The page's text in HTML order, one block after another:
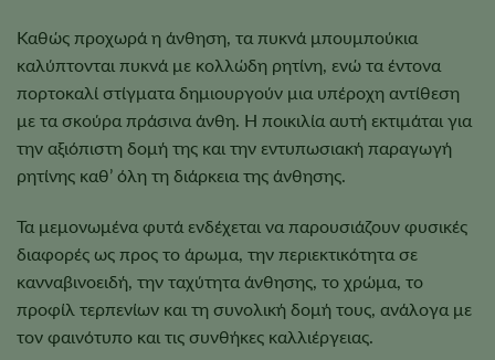
Καθώς προχωρά η άνθηση, τα πυκνά μπουμπούκια
καλύπτονται πυκνά με κολλώδη ρητίνη, ενώ τα έντονα
πορτοκαλί στίγματα δημιουργούν μια υπέροχη αντίθεση
με τα σκούρα πράσινα άνθη. Η ποικιλία αυτή εκτιμάται για
την αξιόπιστη δομή της και την εντυπωσιακή παραγωγή
ρητίνης καθ’ όλη τη διάρκεια της άνθησης.
Τα μεμονωμένα φυτά ενδέχεται να παρουσιάζουν φυσικές
διαφορές ως προς το άρωμα, την περιεκτικότητα σε
κανναβινοειδή, την ταχύτητα άνθησης, το χρώμα, το
προφίλ τερπενίων και τη συνολική δομή τους, ανάλογα με
τον φαινότυπο και τις συνθήκες καλλιέργειας.